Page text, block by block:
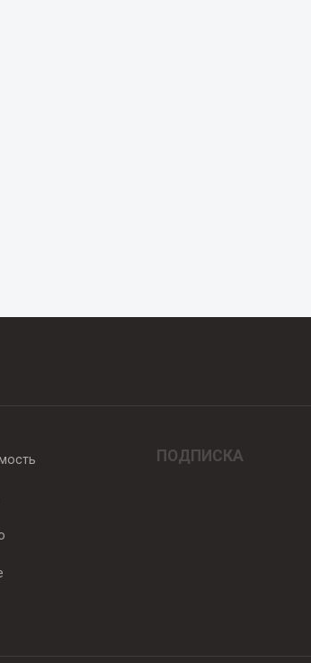
ПОДПИСКА